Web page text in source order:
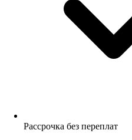
Рассрочка без переплат